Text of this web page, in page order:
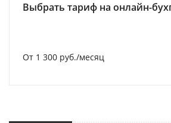
Выбрать тариф на онлайн-
От 1 300 руб./месяц